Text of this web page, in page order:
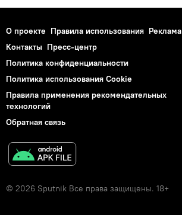
О проекте Правила использования Реклама
Контакты Пресс-центр
Политика конфиденциальности
Политика использования Cookie
Правила применения рекомендательных
технологий
Обратная связь
© 2026 Sputnik Все права защищены. 18+